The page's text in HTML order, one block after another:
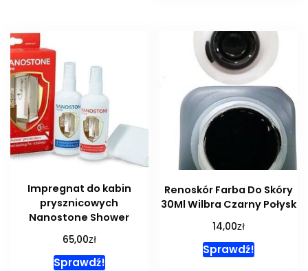
Impregnat do kabin
prysznicowych
Nanostone Shower
65,00zł
Sprawdź!
Renoskór Farba Do Skóry
30Ml Wilbra Czarny Połysk
14,00zł
Sprawdź!